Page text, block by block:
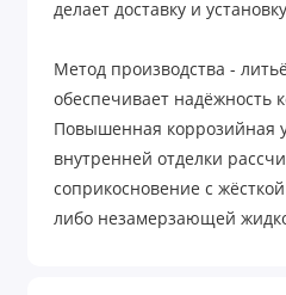
делает доставку и
Метод производства -
обеспечивает надёжность
Повышенная коррозийная
внутренней отделки
соприкосновение с
либо незамерзающей